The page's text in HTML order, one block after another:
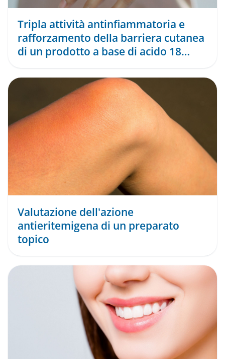
Tripla attività antinfiammatoria e
rafforzamento della barriera cutanea
di un prodotto a base di acido 18
Valutazione dell'azione
antieritemigena di un preparato
topico